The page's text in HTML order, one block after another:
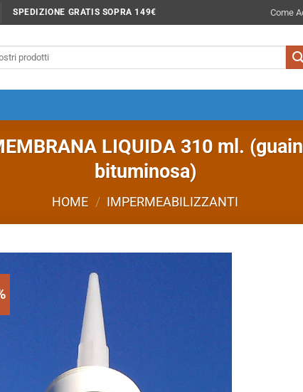
SPEDIZIONE GRATIS SOPRA 149€ Come
LIQUIDA 310 ml.
bituminosa)
HOME / IMPERMEABILIZZANTI